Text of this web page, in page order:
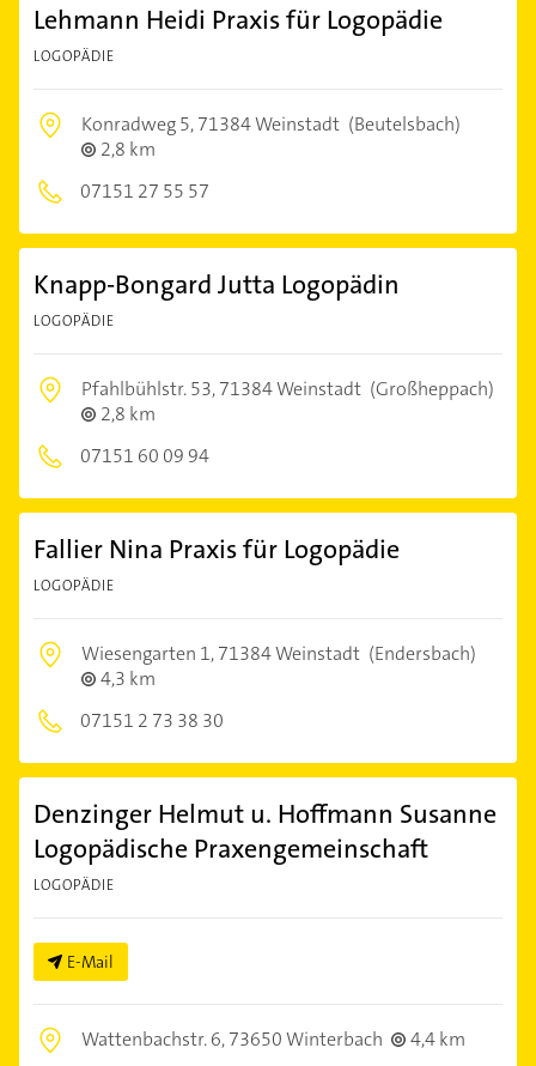
Lehmann Heidi Praxis für Logopädie
LOGOPÄDIE
Konradweg 5,71384 Weinstadt (Beutelsbach)
2,8 km
07151 27 55 57
Knapp-Bongard Jutta Logopädin
LOGOPÄDIE
Pfahlbühlstr. 53,71384 Weinstadt (Großheppach)
2,8 km
07151 60 09 94
Fallier Nina Praxis für Logopädie
LOGOPÄDIE
Wiesengarten 1,71384 Weinstadt (Endersbach)
4,3 km
07151 2 73 38 30
Denzinger Helmut u. Hoffmann Susanne
Logopädische Praxengemeinschaft
LOGOPÄDIE
E-Mail
Wattenbachstr. 6,73650 Winterbach
4,4 km